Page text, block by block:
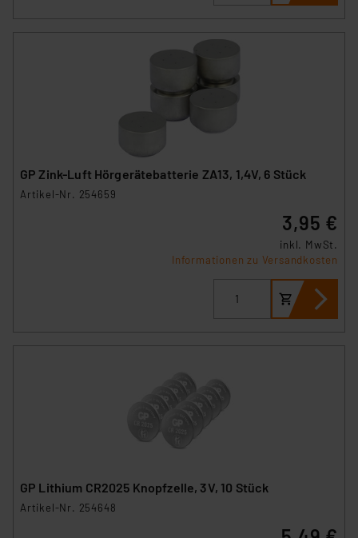
GP Zink-Luft Hörgerätebatterie ZA13, 1,4V, 6 Stück
Artikel-Nr. 254659
3,95 €
inkl. MwSt.
Informationen zu Versandkosten
GP Lithium CR2025 Knopfzelle, 3V, 10 Stück
Artikel-Nr. 254648